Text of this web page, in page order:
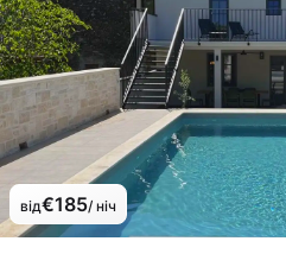
від€185/ ніч